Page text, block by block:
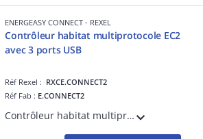
ENERGEASY CONNECT - REXEL
Contrôleur habitat multiprotocole EC2
avec 3 ports USB
Réf Rexel : RXCE.CONNECT2
Réf Fab : E.CONNECT2
Contrôleur habitat multiprotocole EC2 avec 3 ports USB